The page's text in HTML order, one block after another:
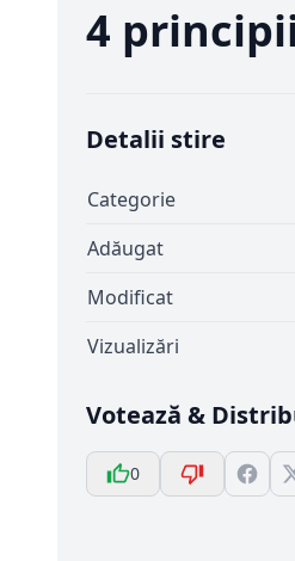
4
Detalii stire
Categorie
Adăugat
Modificat
Vizualizări
Votează &
0